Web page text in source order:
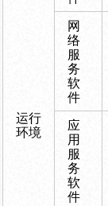
运行
环境
网
络
服
务
软
件
应
用
服
务
软
件